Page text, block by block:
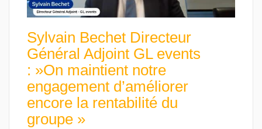
Sylvain Bechet Directeur
Général Adjoint GL events
: »On maintient notre
engagement d’améliorer
encore la rentabilité du
groupe »